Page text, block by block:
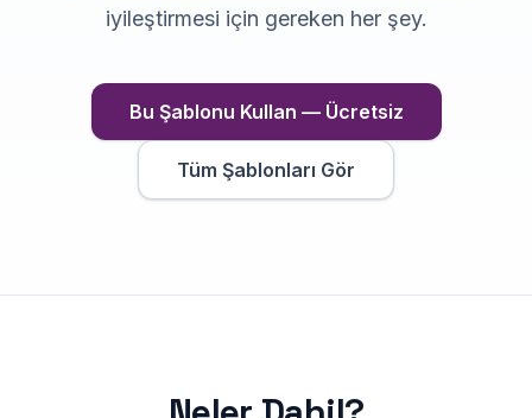
iyileştirmesi için gereken her şey.
Bu Şablonu Kullan — Ücretsiz
Tüm Şablonları Gör